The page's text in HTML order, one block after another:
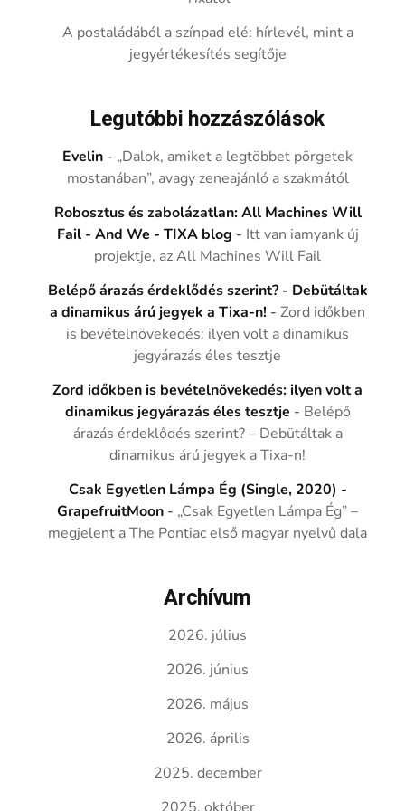
A postaládából a színpad elé: hírlevél, mint a
jegyértékesítés segítője
Legutóbbi hozzászólások
Evelin - „Dalok, amiket a legtöbbet pörgetek
mostanában”, avagy zeneajánló a szakmától
Robosztus és zabolázatlan: All Machines Will
Fail - And We - TIXA blog - Itt van iamyank új
projektje, az All Machines Will Fail
Belépő árazás érdeklődés szerint? - Debütáltak
a dinamikus árú jegyek a Tixa-n! -Zord időkben
is bevételnövekedés: ilyen volt a dinamikus
jegyárazás éles tesztje
Zord időkben is bevételnövekedés: ilyen volt a
dinamikus jegyárazás éles tesztje - Belépő
árazás érdeklődés szerint? – Debütáltak a
dinamikus árú jegyek a Tixa-n!
Csak Egyetlen Lámpa Ég (Single, 2020) -
GrapefruitMoon - „Csak Egyetlen Lámpa Ég” –
megjelent a The Pontiac első magyar nyelvű dala
Archívum
2026. július
2026. június
2026. május
2026. április
2025. december